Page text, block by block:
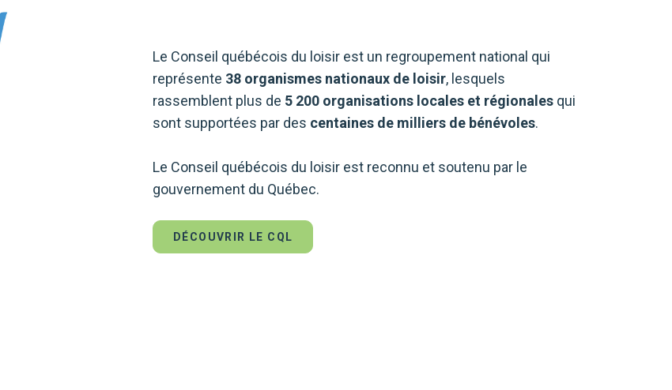
Le Conseil québécois du loisir est un regroupement national qui
représente 38 organismes nationaux de loisir, lesquels
rassemblent plus de 5 200 organisations locales et régionales qui
sont supportées par des centaines de milliers de bénévoles.
Le Conseil québécois du loisir est reconnu et soutenu par le
gouvernement du Québec.
DÉCOUVRIR LE CQL